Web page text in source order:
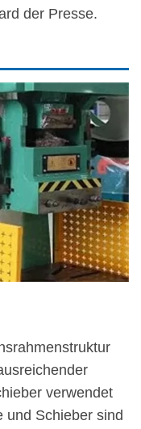
der Presse.
verwendet
und Schieber sind